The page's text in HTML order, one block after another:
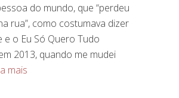
do mundo, que “perdeu
rua”, como costumava dizer
e o Eu Só Quero Tudo
2013, quando me mudei
mais